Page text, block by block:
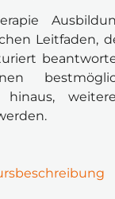
Leitfaden,